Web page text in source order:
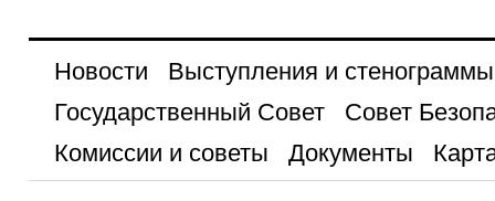
Новости
Выступления и стенограммы
Государственный Совет
Совет
Комиссии и советы
Документы